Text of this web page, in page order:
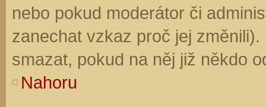
nebo pokud moderátor či
zanechat vzkaz proč jej
smazat, pokud na něj již někdo
Nahoru